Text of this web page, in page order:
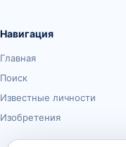
Навигация
Главная
Поиск
Известные личности
Изобретения